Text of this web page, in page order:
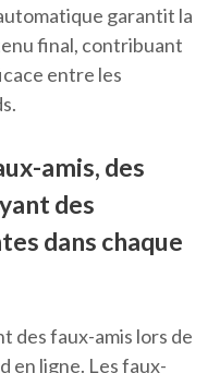
garantit la
final, contribuant
entre les
amis, des
des
dans chaque
des faux-amis lors de
en ligne. Les faux-